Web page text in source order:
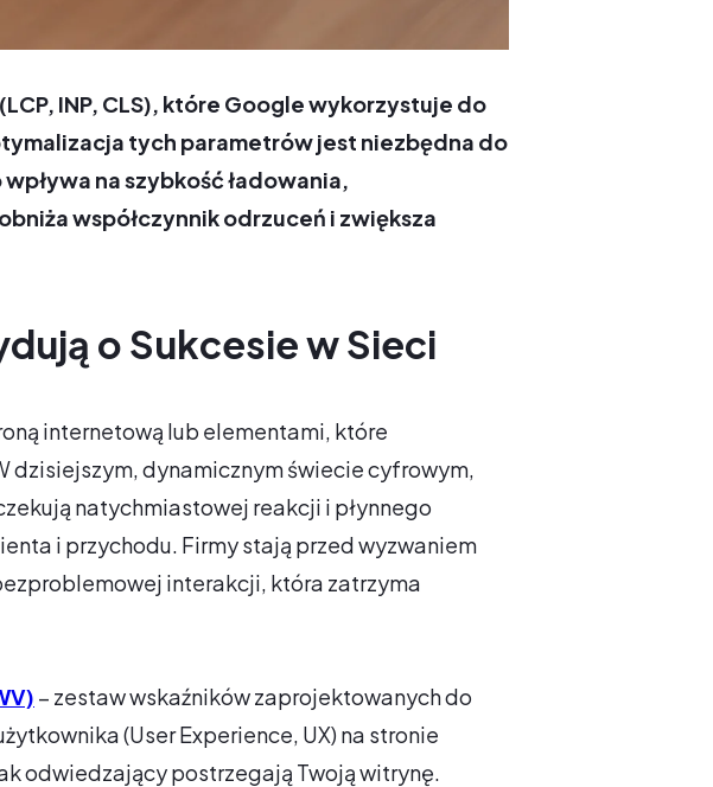
INP, CLS), które Google wykorzystuje do
tych parametrów jest niezbędna do
na szybkość ładowania,
współczynnik odrzuceń i zwiększa
o Sukcesie w Sieci
internetową lub elementami, które
dzisiejszym, dynamicznym świecie cyfrowym,
natychmiastowej reakcji i płynnego
i przychodu. Firmy stają przed wyzwaniem
interakcji, która zatrzyma
– zestaw wskaźników zaprojektowanych do
(User Experience, UX) na stronie
odwiedzający postrzegają Twoją witrynę.